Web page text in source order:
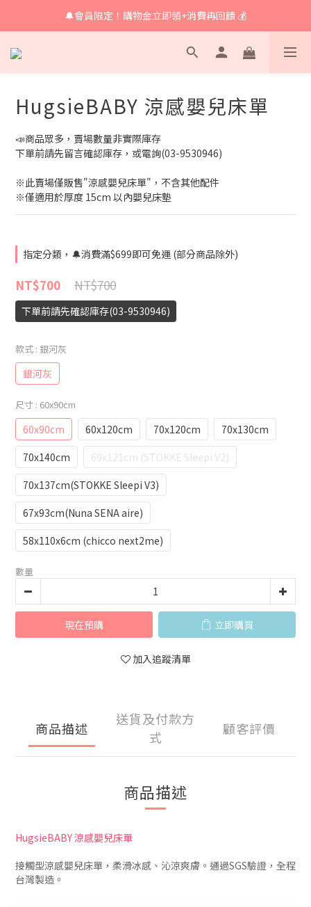
🔔 育兒好物滿額享免運🔔
🔔會員限定！購物金立即領+消費再回饋 💰
🔔 育兒好物滿額享免運🔔
HugsieBABY 涼感嬰兒床單
📣商品眾多，賣場數量非實際庫存
下單前請先留言確認庫存，或電詢(03-9530946)
※此賣場僅販售"涼感嬰兒床單"，不含其他配件
※僅適用於厚度 15cm 以內嬰兒床墊
指定分類，🔔消費滿$699即可免運 (部分商品除外)
NT$700
NT$700
下單前請先確認庫存(03-9530946)
款式 : 銀河灰
銀河灰
尺寸 : 60x90cm
60x90cm 60x120cm 70x120cm
70x130cm
70x140cm
69x121cm (STOKKE Sleepi V2)
70x137cm(STOKKE Sleepi V3)
67x93cm(Nuna SENA aire)
58x110x6cm (chicco next2me)
數量
現在預購 立即購買
加入追蹤清單
商品描述
送貨及付款方
式
顧客評價
商品描述
HugsieBABY 涼感嬰兒床單
接觸型涼感嬰兒床單，柔滑冰感、沁涼爽膚。通過SGS驗證，全程
台灣製造。